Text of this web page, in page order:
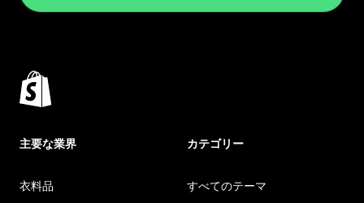
主要な業界
衣料品
カテゴリー
すべてのテーマ